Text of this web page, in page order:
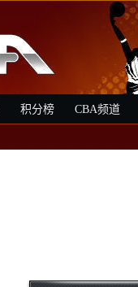
积分榜 CBA频道